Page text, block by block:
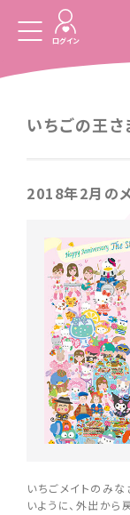
ログイン
いちごの王
2018年2月の
いちごメイトのみ
いように、外出から